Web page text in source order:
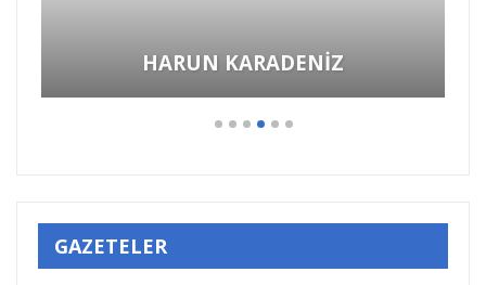
HARUN KARADENİZ
GAZETELER